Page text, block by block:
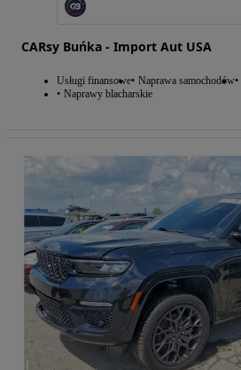
CARsy Buńka - Import Aut USA
Usługi finansowe Naprawa samochodów
Naprawy blacharskie